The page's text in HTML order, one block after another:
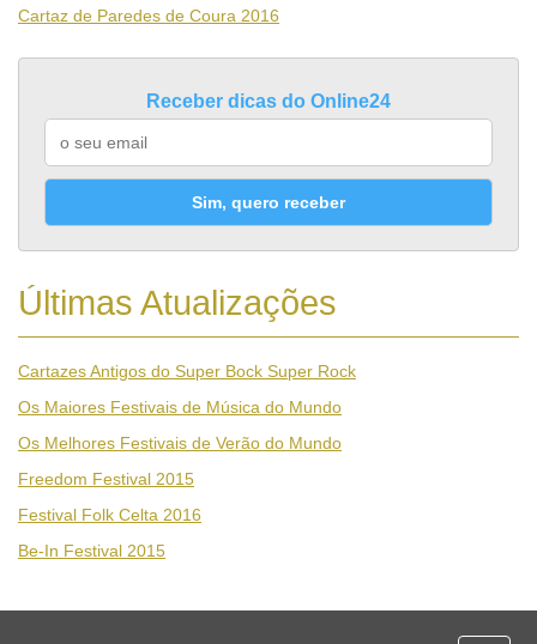
Cartaz de Paredes de Coura 2016
Receber dicas do Online24
Sim, quero receber
Últimas Atualizações
Cartazes Antigos do Super Bock Super Rock
Os Maiores Festivais de Música do Mundo
Os Melhores Festivais de Verão do Mundo
Freedom Festival 2015
Festival Folk Celta 2016
Be-In Festival 2015